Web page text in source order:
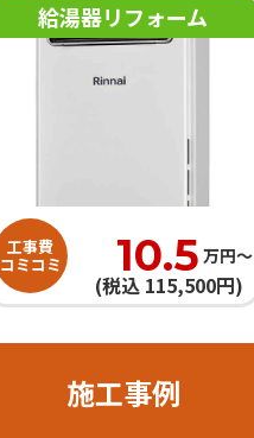
給湯器リフォーム
工事費
コミコミ 10.5 万円〜
(税込 115,500円)
施工事例